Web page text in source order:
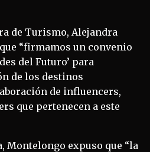
de Turismo, Alejandra
“firmamos un convenio
del Futuro’ para
de los destinos
de influencers,
que pertenecen a este
Montelongo expuso que “la